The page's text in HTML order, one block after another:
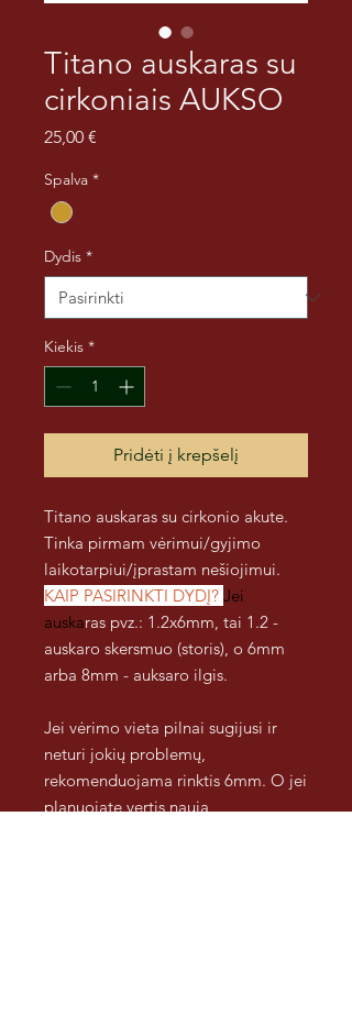
Titano auskaras su
cirkoniais AUKSO
25,00 €
Spalva *
Dydis *
Kiekis *
Pridėti į krepšelį
Titano auskaras su cirkonio akute.
Tinka pirmam vėrimui/gyjimo
laikotarpiui/įprastam nešiojimui.
KAIP PASIRINKTI DYDĮ? Jei
auskaras pvz.: 1.2x6mm, tai 1.2 -
auskaro skersmuo (storis), o 6mm
arba 8mm - auksaro ilgis.
Jei vėrimo vieta pilnai sugijusi ir
neturi jokių problemų,
rekomenduojama rinktis 6mm. O jei
planuojate vertis naują